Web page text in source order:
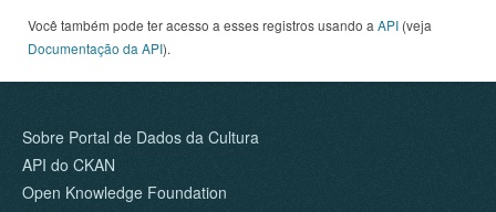
Você também pode ter acesso a esses registros usando a API (veja
Documentação da API).
Sobre Portal de Dados da Cultura
API do CKAN
Open Knowledge Foundation